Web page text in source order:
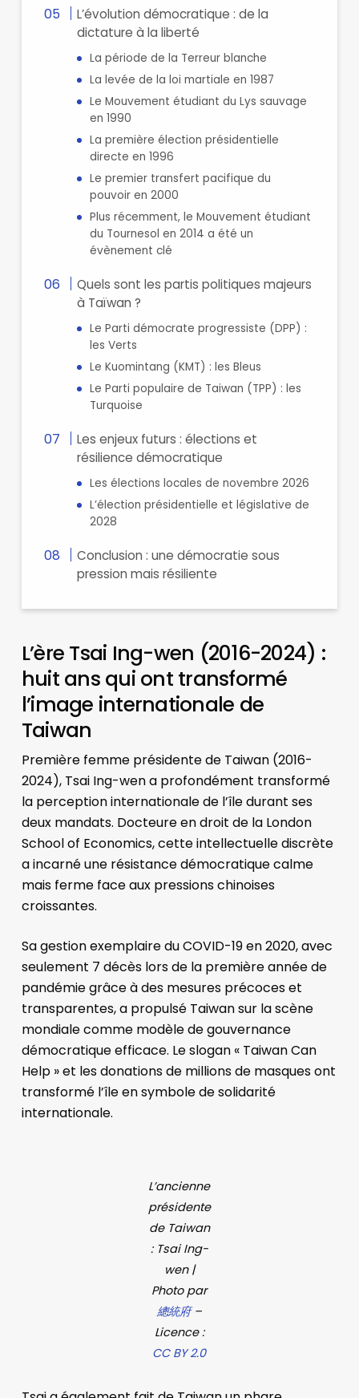
L’évolution démocratique : de la
dictature à la liberté
La période de la Terreur blanche
La levée de la loi martiale en 1987
Le Mouvement étudiant du Lys sauvage
en 1990
La première élection présidentielle
directe en 1996
Le premier transfert pacifique du
pouvoir en 2000
Plus récemment, le Mouvement étudiant
du Tournesol en 2014 a été un
évènement clé
Quels sont les partis politiques majeurs
à Taïwan ?
Le Parti démocrate progressiste (DPP) :
les Verts
Le Kuomintang (KMT) : les Bleus
Le Parti populaire de Taiwan (TPP) : les
Turquoise
Les enjeux futurs : élections et
résilience démocratique
Les élections locales de novembre 2026
L’élection présidentielle et législative de
2028
Conclusion : une démocratie sous
pression mais résiliente
L’ère Tsai Ing-wen (2016-2024) :
huit ans qui ont transformé
l’image internationale de
Taiwan
Première femme présidente de Taiwan (2016-
2024), Tsai Ing-wen a profondément transformé
la perception internationale de l’île durant ses
deux mandats. Docteure en droit de la London
School of Economics, cette intellectuelle discrète
a incarné une résistance démocratique calme
mais ferme face aux pressions chinoises
croissantes.
Sa gestion exemplaire du COVID-19 en 2020, avec
seulement 7 décès lors de la première année de
pandémie grâce à des mesures précoces et
transparentes, a propulsé Taiwan sur la scène
mondiale comme modèle de gouvernance
démocratique efficace. Le slogan « Taiwan Can
Help » et les donations de millions de masques ont
transformé l’île en symbole de solidarité
internationale.
L’ancienne
présidente
de Taiwan
: Tsai Ing-
wen |
Photo par
總統府–
Licence :
CC BY 2.0